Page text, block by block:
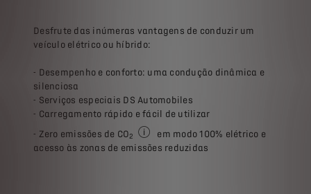
Desfrute das inúmeras vantagens de conduzir um
veículo elétrico ou híbrido:
- Desempenho e conforto: uma condução dinâmica e
silenciosa
- Serviços especiais DS Automobiles
- Carregamento rápido e fácil de utilizar
- Zero emissões de CO2
zero emissões no tubo de escape (na
em modo 100% elétrico e
acesso às zonas de emissões reduzidas